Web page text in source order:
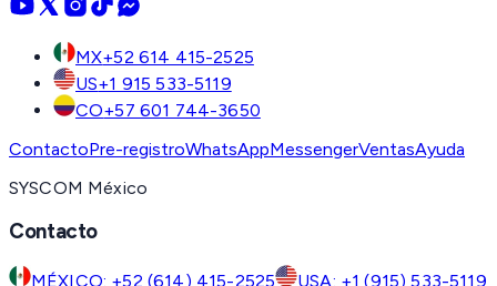
MX+52 614 415-2525
US+1 915 533-5119
CO+57 601 744-3650
ContactoPre-registroWhatsAppMessengerVentasAyuda
SYSCOM México
Contacto
MÉXICO: +52 (614) 415-2525 USA: +1 (915) 533-5119